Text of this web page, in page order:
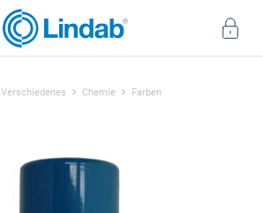
Verschiedenes Chemie
Farben